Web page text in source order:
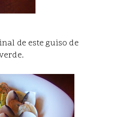
de este guiso de